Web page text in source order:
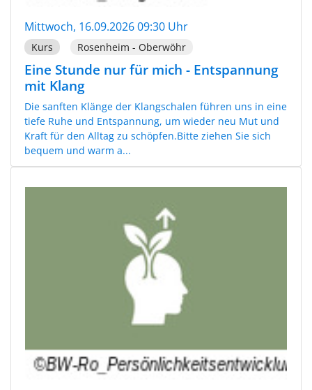
Mittwoch, 16.09.2026 09:30 Uhr
Kurs Rosenheim - Oberwöhr
Eine Stunde nur für mich - Entspannung
mit Klang
Die sanften Klänge der Klangschalen führen uns in eine
tiefe Ruhe und Entspannung, um wieder neu Mut und
Kraft für den Alltag zu schöpfen.Bitte ziehen Sie sich
bequem und warm a...